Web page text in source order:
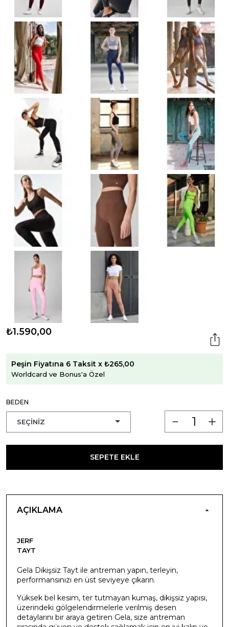
₺1.590,00
Peşin Fiyatına 6 Taksit x ₺265,00
Worldcard ve Bonus'a Özel
BEDEN
SEPETE EKLE
AÇIKLAMA
JERF
TAYT
Gela Dikişsiz Tayt ile antreman yapın, terleyin,
performansınızı en üst seviyeye çıkarın.
Yüksek bel kesim, ter tutmayan kumaş, dikişsiz yapısı,
üzerindeki gölgelendirmelerle verilmiş desen
detaylarını bir araya getiren Gela, size antreman